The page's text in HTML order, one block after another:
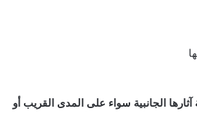
الجانبية سواء على المدى القريب أو